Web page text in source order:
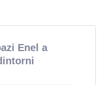
Enel a